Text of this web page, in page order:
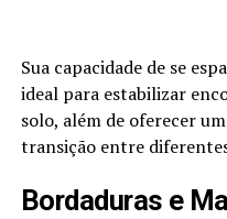
Sua capacidade de se
ideal para estabilizar
solo, além de oferecer
transição entre
Bordaduras e